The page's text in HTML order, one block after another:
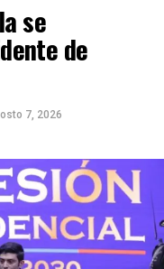
se
de
7, 2026